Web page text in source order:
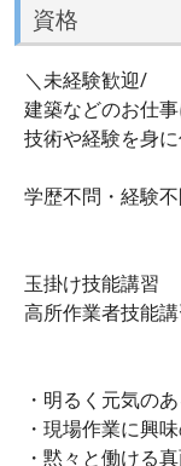
資格
＼未経験歓迎/
建築などのお仕
技術や経験を身
学歴不問・経験
玉掛け技能講習
高所作業者技能
・明るく元気の
・現場作業に興
・黙々と働ける